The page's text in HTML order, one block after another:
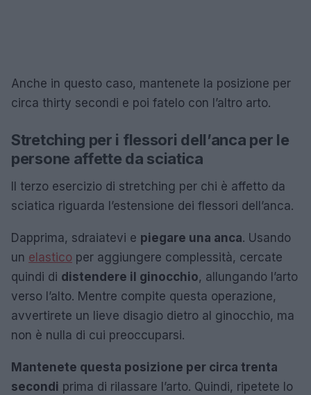
Anche in questo caso, mantenete la posizione per
circa thirty secondi e poi fatelo con l’altro arto.
Stretching per i flessori dell’anca per le
persone affette da sciatica
Il terzo esercizio di stretching per chi è affetto da
sciatica riguarda l’estensione dei flessori dell’anca.
Dapprima, sdraiatevi e piegare una anca. Usando
un elastico per aggiungere complessità, cercate
quindi di distendere il ginocchio, allungando l’arto
verso l’alto. Mentre compite questa operazione,
avvertirete un lieve disagio dietro al ginocchio, ma
non è nulla di cui preoccuparsi.
Mantenete questa posizione per circa trenta
secondi prima di rilassare l’arto. Quindi, ripetete lo